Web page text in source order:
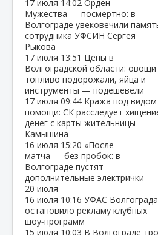
17 июля 14:02 Орден
Мужества — посмертно: в
Волгограде увековечили
сотрудника УФСИН Сергея
Рыкова
17 июля 13:51 Цены в
Волгоградской области: овощи
топливо подорожали, яйца и
инструменты — подешевели
17 июля 09:44 Кража под видом
помощи: СК расследует
денег с карты жительницы
Камышина
16 июля 15:20 «После
матча — без пробок: в
Волгограде пустят
дополнительные электрички
20 июля
16 июля 10:16 УФАС Волгограда
остановило рекламу клубных
шоу‑программ
15 июля 10:03 В Волгограде